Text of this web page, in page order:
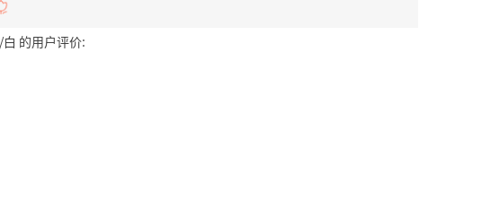
的用户评价: